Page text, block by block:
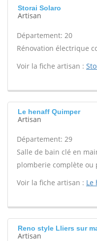
Storai Solaro
Artisan
Département: 20
Rénovation électrique
Voir la fiche artisan :
Le henaff Quimper
Artisan
Département: 29
Salle de bain clé en
plomberie complète ou
Voir la fiche artisan : Le
Reno style Lliers sur
Artisan